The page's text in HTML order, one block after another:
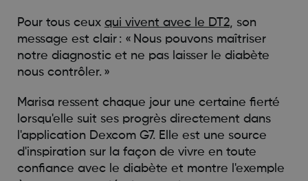
Pour tous ceux qui vivent avec le DT2, son
message est clair : « Nous pouvons maîtriser
notre diagnostic et ne pas laisser le diabète
nous contrôler. »
Marisa ressent chaque jour une certaine fierté
lorsqu'elle suit ses progrès directement dans
l'application Dexcom G7. Elle est une source
d'inspiration sur la façon de vivre en toute
confiance avec le diabète et montre l'exemple